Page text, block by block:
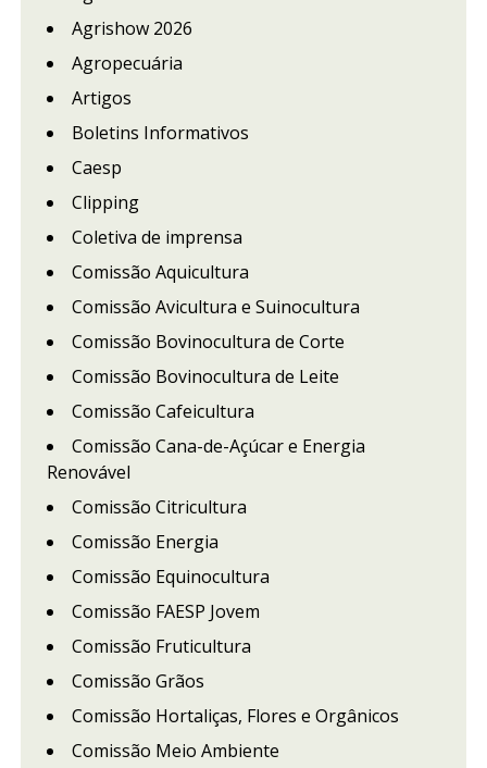
Agrishow 2026
Agropecuária
Artigos
Boletins Informativos
Caesp
Clipping
Coletiva de imprensa
Comissão Aquicultura
Comissão Avicultura e Suinocultura
Comissão Bovinocultura de Corte
Comissão Bovinocultura de Leite
Comissão Cafeicultura
Comissão Cana-de-Açúcar e Energia
Renovável
Comissão Citricultura
Comissão Energia
Comissão Equinocultura
Comissão FAESP Jovem
Comissão Fruticultura
Comissão Grãos
Comissão Hortaliças, Flores e Orgânicos
Comissão Meio Ambiente